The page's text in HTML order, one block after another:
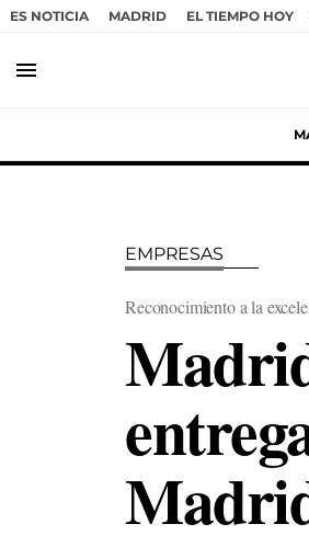
ES NOTICIA MADRID EL TIEMPO HOY
menu
EMPRESAS
Reconocimiento a la